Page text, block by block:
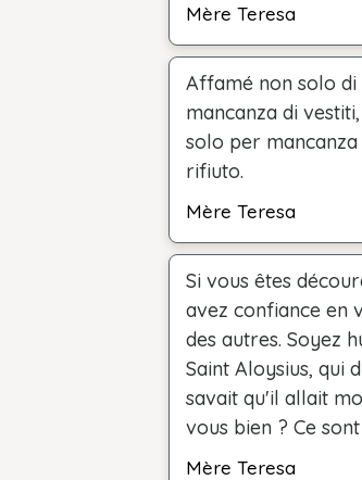
Mère Teresa
Affamé non solo
mancanza di
solo per mancanza
rifiuto.
Mère Teresa
Si vous êtes
avez confiance en
des autres. Soyez
Saint Aloysius, qui
savait qu'il allait
vous bien ? Ce
Mère Teresa